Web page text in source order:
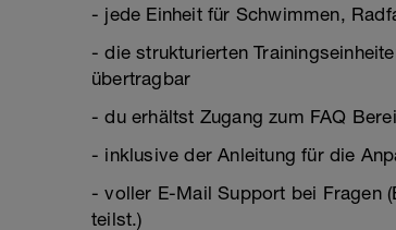
- jede Einheit für Schwimmen,
- die strukturierten
übertragbar
- du erhältst Zugang zum FAQ
- inklusive der Anleitung für die
- voller E-Mail Support bei Fragen
teilst.)